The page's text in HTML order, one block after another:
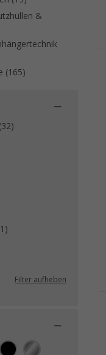
&
(165)
Filter aufheben